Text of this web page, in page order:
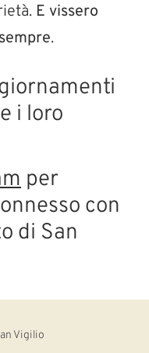
E vissero
.
i loro
per
con
di San
Vigilio